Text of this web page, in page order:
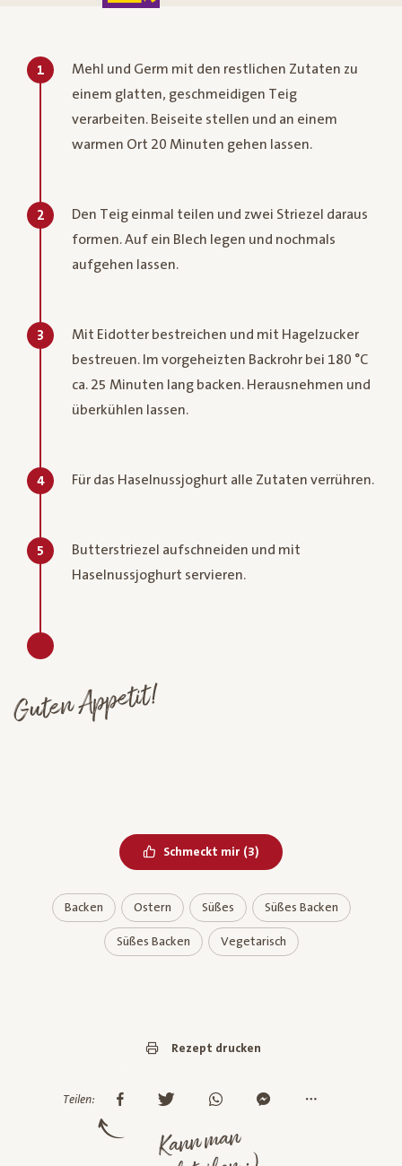
1
Mehl und Germ mit den restlichen Zutaten zu
einem glatten, geschmeidigen Teig
verarbeiten. Beiseite stellen und an einem
warmen Ort 20 Minuten gehen lassen.
2
Den Teig einmal teilen und zwei Striezel daraus
formen. Auf ein Blech legen und nochmals
aufgehen lassen.
3
Mit Eidotter bestreichen und mit Hagelzucker
bestreuen. Im vorgeheizten Backrohr bei 180 °C
ca. 25 Minuten lang backen. Herausnehmen und
überkühlen lassen.
4 Für das Haselnussjoghurt alle Zutaten verrühren.
5
Butterstriezel aufschneiden und mit
Haselnussjoghurt servieren.
Guten Appetit!
Schmeckt mir Bereits geliked
(3)
Backen Ostern Süßes Süßes Backen
Süßes Backen Vegetarisch
Rezept drucken
Teilen:
Kann man